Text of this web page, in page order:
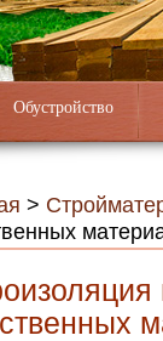
Обустройство
>